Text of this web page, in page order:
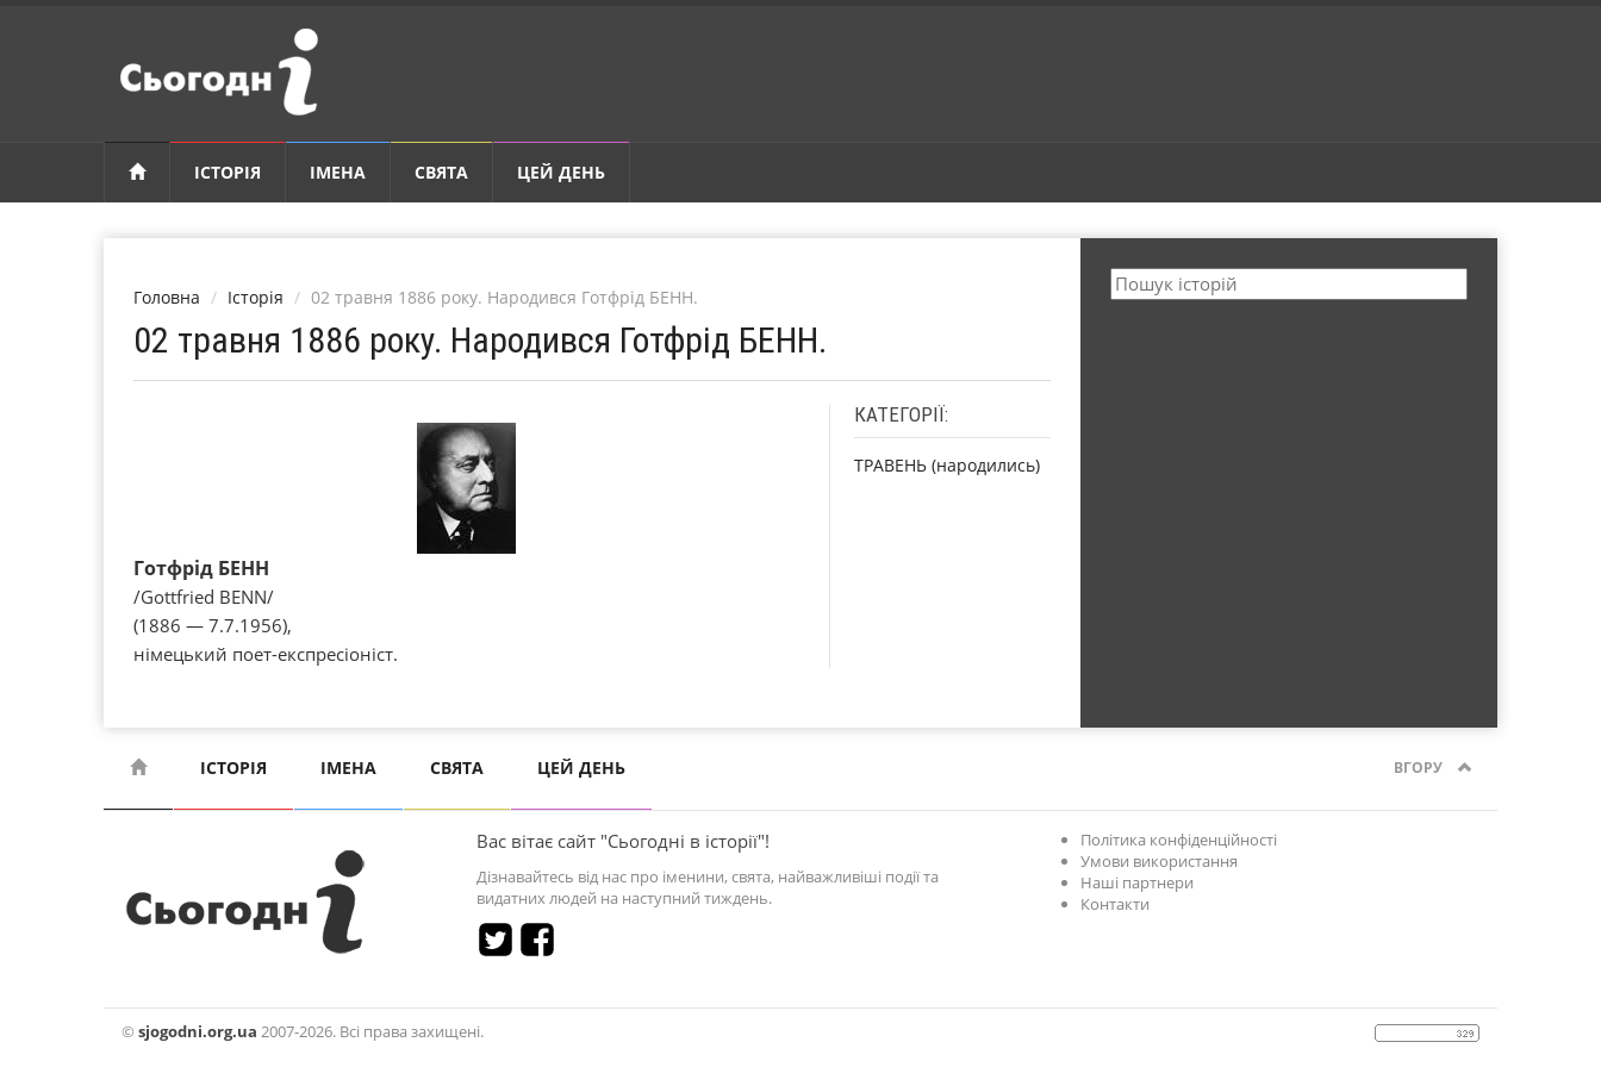
ІСТОРІЯ ІМЕНА СВЯТА ЦЕЙ ДЕНЬ
Головна Історія 02 травня 1886 року. Народився Готфрід БЕНН.
02 травня 1886 року. Народився Готфрід БЕНН.
Готфрід БЕНН
/Gottfried BENN/
(1886 — 7.7.1956),
німецький поет-експресіоніст.
КАТЕГОРІЇ:
ТРАВЕНЬ (народились)
ІСТОРІЯ ІМЕНА СВЯТА ЦЕЙ ДЕНЬ ВГОРУ
Вас вітає сайт "Сьогодні в історії"!
Дізнавайтесь від нас про іменини, свята, найважливіші події та
видатних людей на наступний тиждень.
Політика конфіденційності
Умови використання
Наші партнери
Контакти
© sjogodni.org.ua 2007-2026. Всі права захищені.